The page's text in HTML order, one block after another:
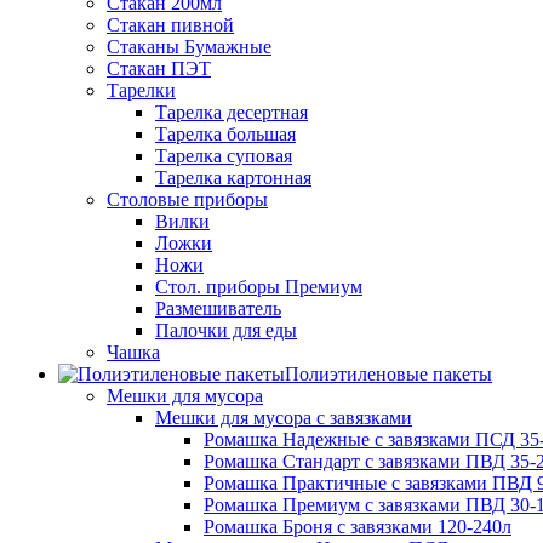
Стакан пивной
Стаканы Бумажные
Стакан ПЭТ
Тарелки
Тарелка десертная
Тарелка большая
Тарелка суповая
Тарелка картонная
Столовые приборы
Вилки
Ложки
Ножи
Стол. приборы Премиум
Размешиватель
Палочки для еды
Чашка
Полиэтиленовые пакеты
Мешки для мусора
Мешки для мусора с завязками
Ромашка Надежные с завязками ПСД
Ромашка Стандарт с завязками ПВД 35-
Ромашка Практичные с завязками ПВД
Ромашка Премиум с завязками ПВД 30-
Ромашка Броня с завязками 120-240л